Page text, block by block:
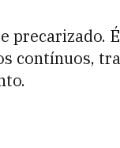
contínuos,